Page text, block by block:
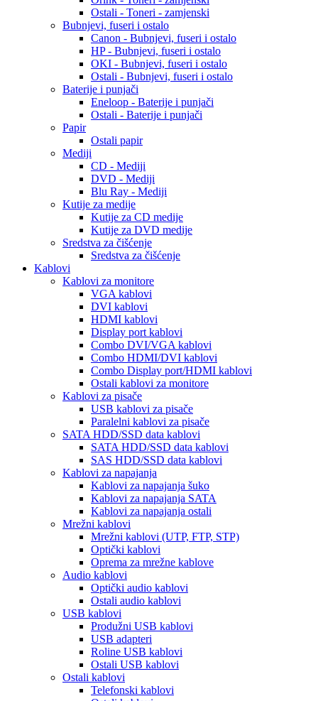
Ostali - Toneri - zamjenski
Bubnjevi, fuseri i ostalo
Canon - Bubnjevi, fuseri i ostalo
HP - Bubnjevi, fuseri i ostalo
OKI - Bubnjevi, fuseri i ostalo
Ostali - Bubnjevi, fuseri i ostalo
Baterije i punjači
Eneloop - Baterije i punjači
Ostali - Baterije i punjači
Papir
Ostali papir
Mediji
CD - Mediji
DVD - Mediji
Blu Ray - Mediji
Kutije za medije
Kutije za CD medije
Kutije za DVD medije
Sredstva za čišćenje
Sredstva za čišćenje
Kablovi
Kablovi za monitore
VGA kablovi
DVI kablovi
HDMI kablovi
Display port kablovi
Combo DVI/VGA kablovi
Combo HDMI/DVI kablovi
Combo Display port/HDMI kablovi
Ostali kablovi za monitore
Kablovi za pisače
USB kablovi za pisače
Paralelni kablovi za pisače
SATA HDD/SSD data kablovi
SATA HDD/SSD data kablovi
SAS HDD/SSD data kablovi
Kablovi za napajanja
Kablovi za napajanja šuko
Kablovi za napajanja SATA
Kablovi za napajanja ostali
Mrežni kablovi
Mrežni kablovi (UTP, FTP, STP)
Optički kablovi
Oprema za mrežne kablove
Audio kablovi
Optički audio kablovi
Ostali audio kablovi
USB kablovi
Produžni USB kablovi
USB adapteri
Roline USB kablovi
Ostali USB kablovi
Ostali kablovi
Telefonski kablovi